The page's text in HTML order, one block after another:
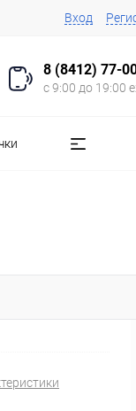
Вход
8 (8412) 77-
с 9:00 до 19:00